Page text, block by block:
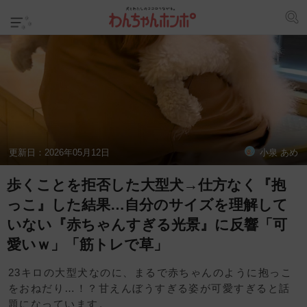
更新日： 2026年05月12日 小泉 あめ
歩くことを拒否した大型犬→仕方なく『抱
っこ』した結果…自分のサイズを理解して
いない『赤ちゃんすぎる光景』に反響「可
愛いｗ」「筋トレで草」
23キロの大型犬なのに、まるで赤ちゃんのように抱っこ
をおねだり…！？甘えんぼうすぎる姿が可愛すぎると話
題になっています。